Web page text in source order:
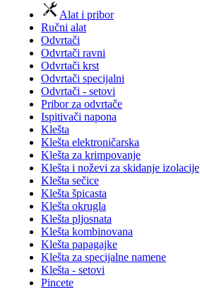
Alat i pribor
Ručni alat
Odvrtači
Odvrtači ravni
Odvrtači krst
Odvrtači specijalni
Odvrtači - setovi
Pribor za odvrtače
Ispitivači napona
Klešta
Klešta elektroničarska
Klešta za krimpovanje
Klešta i noževi za skidanje izolacije
Klešta sečice
Klešta špicasta
Klešta okrugla
Klešta pljosnata
Klešta kombinovana
Klešta papagajke
Klešta za specijalne namene
Klešta - setovi
Pincete